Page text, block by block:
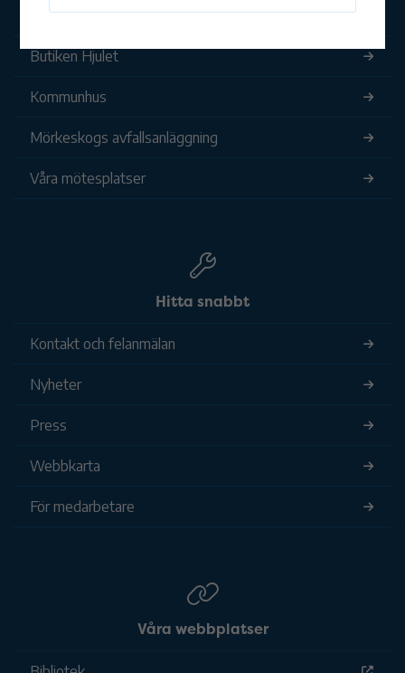
Bibliotek
Butiken Hjulet
Kommunhus
Mörkeskogs avfallsanläggning
Våra mötesplatser
Hitta snabbt
Kontakt och felanmälan
Nyheter
Press
Webbkarta
För medarbetare
Våra webbplatser